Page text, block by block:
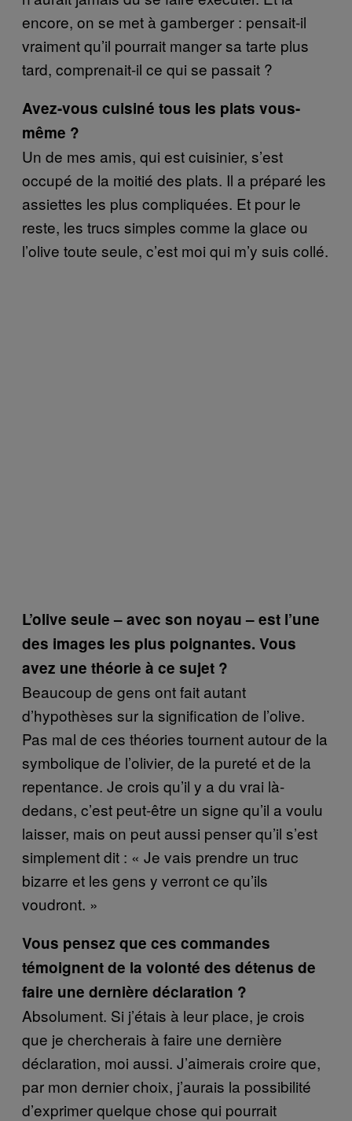
encore, on se met à gamberger : pensait-il
vraiment qu’il pourrait manger sa tarte plus
tard, comprenait-il ce qui se passait ?
Avez-vous cuisiné tous les plats vous-
même ?
Un de mes amis, qui est cuisinier, s’est
occupé de la moitié des plats. Il a préparé les
assiettes les plus compliquées. Et pour le
reste, les trucs simples comme la glace ou
l’olive toute seule, c’est moi qui m’y suis collé.
L’olive seule – avec son noyau – est l’une
des images les plus poignantes. Vous
avez une théorie à ce sujet ?
Beaucoup de gens ont fait autant
d’hypothèses sur la signification de l’olive.
Pas mal de ces théories tournent autour de la
symbolique de l’olivier, de la pureté et de la
repentance. Je crois qu’il y a du vrai là-
dedans, c’est peut-être un signe qu’il a voulu
laisser, mais on peut aussi penser qu’il s’est
simplement dit : « Je vais prendre un truc
bizarre et les gens y verront ce qu’ils
voudront. »
Vous pensez que ces commandes
témoignent de la volonté des détenus de
faire une dernière déclaration ?
Absolument. Si j’étais à leur place, je crois
que je chercherais à faire une dernière
déclaration, moi aussi. J’aimerais croire que,
par mon dernier choix, j’aurais la possibilité
d’exprimer quelque chose qui pourrait